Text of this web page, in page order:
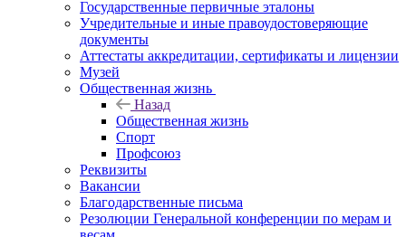
Государственные первичные эталоны
Учредительные и иные правоудостоверяющие
документы
Аттестаты аккредитации, сертификаты и лицензии
Музей
Общественная жизнь
Назад
Общественная жизнь
Спорт
Профсоюз
Реквизиты
Вакансии
Благодарственные письма
Резолюции Генеральной конференции по мерам и